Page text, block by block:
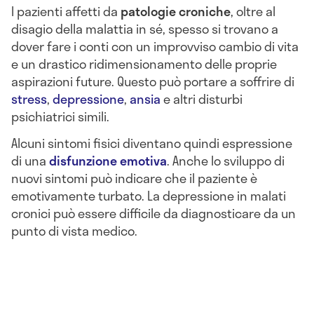
I pazienti affetti da patologiecroniche, oltre al
disagio della malattia in sé, spesso si trovano a
dover fare i conti con un improvviso cambio di vita
e un drastico ridimensionamento delle proprie
aspirazioni future. Questo può portare a soffrire di
stress,depressione, ansiae altri disturbi
psichiatrici simili.
Alcuni sintomi fisici diventano quindi espressione
di unadisfunzione emotiva. Anche lo sviluppo di
nuovi sintomi può indicare che il paziente è
emotivamente turbato. La depressione in malati
cronici può essere difficile da diagnosticare da un
punto di vista medico.